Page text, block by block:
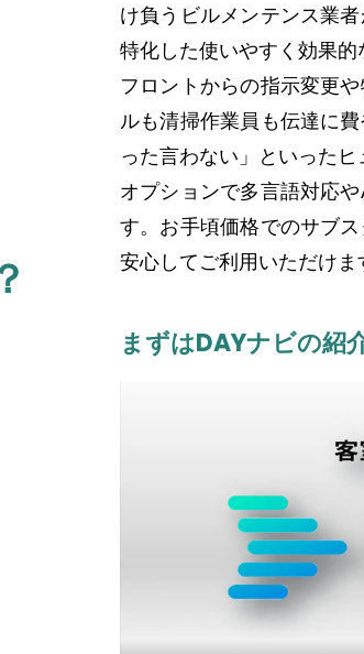
け負うビルメンテンス業
特化した使いやすく効果的
フロントからの指示変更
ルも清掃作業員も伝達に
った言わない」といったヒ
オプションで多言語対応
す。お手頃価格でのサブ
安心してご利用いただけま
まずはDAYナビの紹